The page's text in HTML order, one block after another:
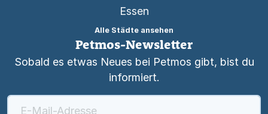
Essen
Alle Städte ansehen
Petmos-Newsletter
Sobald es etwas Neues bei Petmos gibt, bist du
informiert.